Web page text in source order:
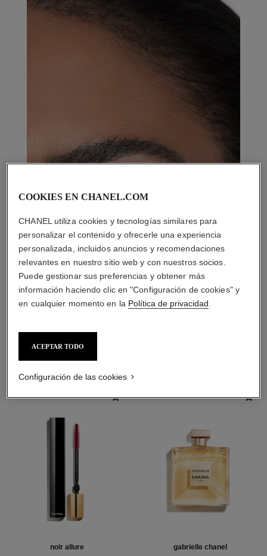
LA COMBINACIÓN PERFECTA
noir allure gabrielle chanel
COOKIES EN CHANEL.COM
CHANEL utiliza cookies y tecnologías similares para
personalizar el contenido y ofrecerle una experiencia
personalizada, incluidos anuncios y recomendaciones
relevantes en nuestro sitio web y con nuestros socios.
Puede gestionar sus preferencias y obtener más
información haciendo clic en "Configuración de cookies" y
en cualquier momento en la Política de privacidad
ACEPTAR TODO
Configuración de las cookies